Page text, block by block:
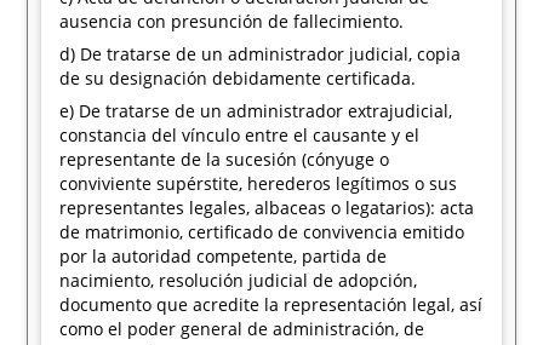
ausencia con presunción de fallecimiento.
d) De tratarse de un administrador judicial, copia
de su designación debidamente certificada.
e) De tratarse de un administrador extrajudicial,
constancia del vínculo entre el causante y el
representante de la sucesión (cónyuge o
conviviente supérstite, herederos legítimos o sus
representantes legales, albaceas o legatarios): acta
de matrimonio, certificado de convivencia emitido
por la autoridad competente, partida de
nacimiento, resolución judicial de adopción,
documento que acredite la representación legal, así
como el poder general de administración, de